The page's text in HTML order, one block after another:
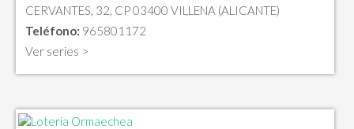
CERVANTES, 32, CP 03400 VILLENA (ALICANTE)
Teléfono: 965801172
Ver series >